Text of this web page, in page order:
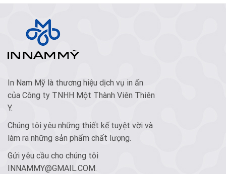
In Nam Mỹ là thương hiệu dịch vụ in ấn
của Công ty TNHH Một Thành Viên Thiên
Y.
Chúng tôi yêu những thiết kế tuyệt vời và
làm ra những sản phẩm chất lượng.
Gửi yêu cầu cho chúng tôi
INNAMMY@GMAIL.COM.